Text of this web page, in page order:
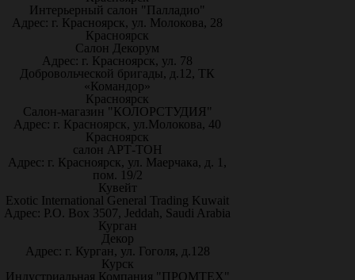
Интерьерный салон "Палладио"
Адрес: г. Красноярск, ул. Молокова, 28
Красноярск
Салон Декорум
Адрес: г. Красноярск, ул. 78
Добровольческой бригады, д.12, ТК
«Командор»
Красноярск
Салон-магазин "КОЛОРСТУДИЯ"
Адрес: г. Красноярск, ул.Молокова, 40
Красноярск
салон АРТ-ТОН
Адрес: г. Красноярск, ул. Маерчака, д. 1,
пом. 19/2
Кувейт
Exotic International General Trading Kuwait
Адрес: P.O. Box 3507, Jeddah, Saudi Arabia
Курган
Декор
Адрес: г. Курган, ул. Гоголя, д.128
Курск
Индустриальная Компания "ПРОМТЕХ"